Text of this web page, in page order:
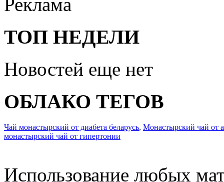
ТОП НЕДЕЛИ
Новостей еще нет
ОБЛАКО ТЕГОВ
Чай монастырский от диабета беларусь, Монастырский чай от
монастырский чай от гипертонии
Использование любых